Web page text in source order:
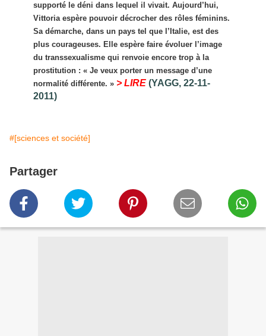
supporté le déni dans lequel il vivait. Aujourd’hui,
Vittoria espère pouvoir décrocher des rôles féminins.
Sa démarche, dans un pays tel que l’Italie, est des
plus courageuses. Elle espère faire évoluer l’image
du transsexualisme qui renvoie encore trop à la
prostitution : « Je veux porter un message d’une
normalité différente. » > LIRE (YAGG, 22-11-
2011)
#[sciences et société]
Partager